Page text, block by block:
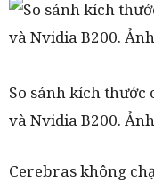
So sánh kích thước
và Nvidia B200.
Cerebras không